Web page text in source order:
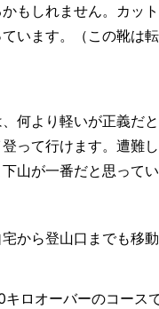
もしれません。 カッ
います。（この靴は
何より軽いが正義だと
って行けます。遭難
山が一番だと思って
から登山口までも移動
ロオーバーのコース